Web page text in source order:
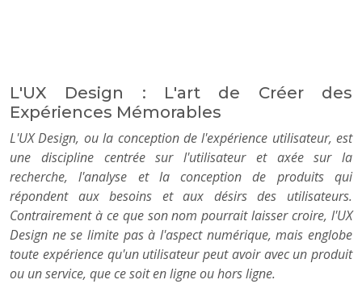
L'UX Design : L'art de Créer des
Expériences Mémorables
L'UX Design, ou la conception de l'expérience utilisateur, est
une discipline centrée sur l'utilisateur et axée sur la
recherche, l'analyse et la conception de produits qui
répondent aux besoins et aux désirs des utilisateurs.
Contrairement à ce que son nom pourrait laisser croire, l'UX
Design ne se limite pas à l'aspect numérique, mais englobe
toute expérience qu'un utilisateur peut avoir avec un produit
ou un service, que ce soit en ligne ou hors ligne.